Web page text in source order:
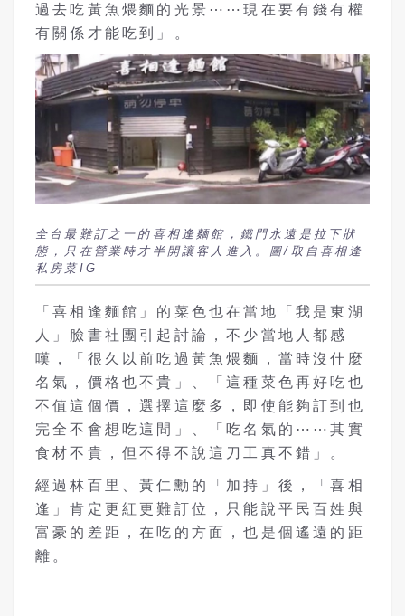
過去吃黃魚煨麵的光景⋯⋯現在要有錢有權
有關係才能吃到」。
全台最難訂之一的喜相逢麵館，鐵門永遠是拉下狀
態，只在營業時才半開讓客人進入。圖/取自喜相逢
私房菜IG
「喜相逢麵館」的菜色也在當地「我是東湖
人」臉書社團引起討論，不少當地人都感
嘆，「很久以前吃過黃魚煨麵，當時沒什麼
名氣，價格也不貴」、「這種菜色再好吃也
不值這個價，選擇這麼多，即使能夠訂到也
完全不會想吃這間」、「吃名氣的⋯⋯其實
食材不貴，但不得不說這刀工真不錯」。
經過林百里、黃仁勳 的「加持」後，「喜相
逢」肯定更紅更難訂位，只能說平民百姓與
富豪的差距，在吃的方面，也是個遙遠的距
離。